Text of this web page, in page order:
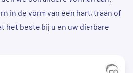
in de vorm van een hart, traan of
het beste bij u en uw dierbare